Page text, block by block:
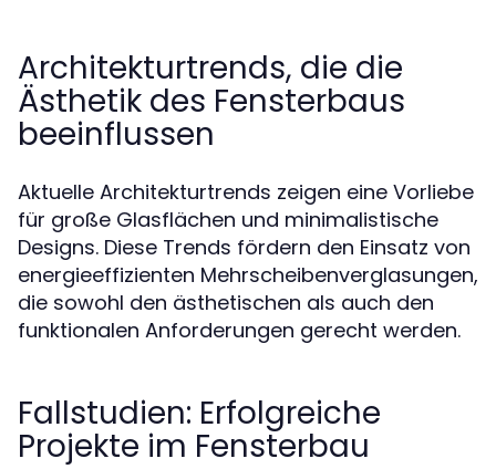
Architekturtrends, die die
Ästhetik des Fensterbaus
beeinflussen
Aktuelle Architekturtrends zeigen eine Vorliebe
für große Glasflächen und minimalistische
Designs. Diese Trends fördern den Einsatz von
energieeffizienten Mehrscheibenverglasungen,
die sowohl den ästhetischen als auch den
funktionalen Anforderungen gerecht werden.
Fallstudien: Erfolgreiche
Projekte im Fensterbau